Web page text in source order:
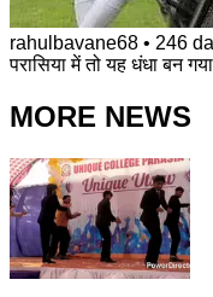
rahulbavane68 • 246
परासिया में तो यह धंधा बन
MORE NEWS